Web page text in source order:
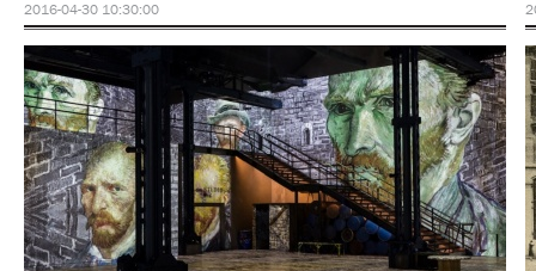
2016-04-30 10:30:00